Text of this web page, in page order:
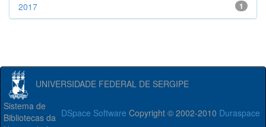
1
2017
UNIVERSIDADE FEDERAL DE SERGIPE
DSpace Software Copyright © 2002-2010 Duraspace
Sistema de
Bibliotecas da